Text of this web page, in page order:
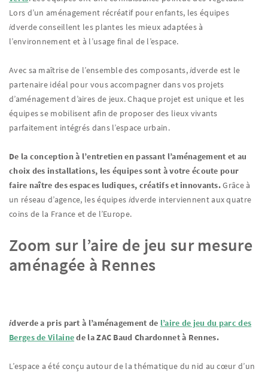
Lors d’un aménagement récréatif pour enfants, les équipes
idverde conseillent les plantes les mieux adaptées à
l’environnement et à l’usage final de l’espace.
Avec sa maîtrise de l’ensemble des composants,idverde est le
partenaire idéal pour vous accompagner dans vos projets
d’aménagement d’aires de jeux. Chaque projet est unique et les
équipes se mobilisent afin de proposer des lieux vivants
parfaitement intégrés dans l’espace urbain.
De la conception à l’entretien en passant l’aménagement et au
choix des installations, les équipes sont à votre écoute pour
faire naître des espaces ludiques, créatifs et innovants.Grâce à
un réseau d’agence, les équipes idverde interviennent aux quatre
coins de la France et de l’Europe.
Zoom sur l’aire de jeu sur mesure
aménagée à Rennes
idverde a pris part à l’aménagement de l’aire de jeu du parc des
Berges de Vilainede la ZAC Baud Chardonnet à Rennes.
L’espace a été conçu autour de la thématique du nid au cœur d’un